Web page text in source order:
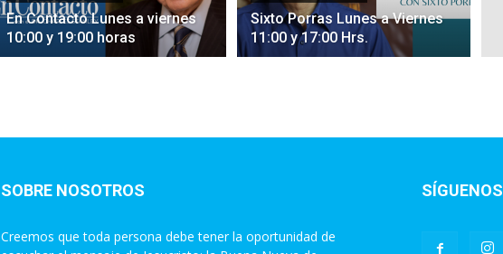
En Contacto Lunes a viernes
10:00 y 19:00 horas
Sixto Porras Lunes a Viernes
11:00 y 17:00 Hrs.
SOBRE NOSOTROS
Creemos que toda persona debe tener la oportunidad de
SÍGUENOS